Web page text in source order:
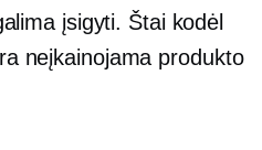
įsigyti. Štai kodėl
neįkainojama produkto